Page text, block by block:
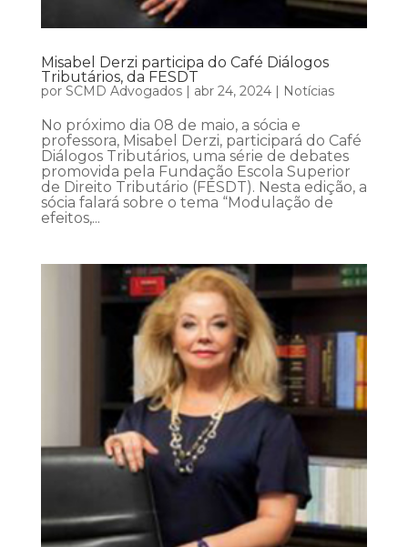
Misabel Derzi participa do Café Diálogos
Tributários, da FESDT
por SCMD Advogados| abr 24, 2024| Notícias
No próximo dia 08 de maio, a sócia e
professora, Misabel Derzi, participará do Café
Diálogos Tributários, uma série de debates
promovida pela Fundação Escola Superior
de Direito Tributário (FESDT). Nesta edição, a
sócia falará sobre o tema “Modulação de
efeitos,...